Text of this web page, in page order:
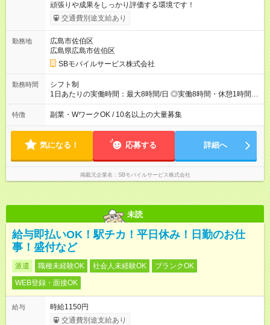
頑張りや成果をしっかり評価する環境です！
交通費別途支給あり
勤務地
広島市佐伯区
広島県広島市佐伯区
SBモバイルサービス株式会社
勤務時間
シフト制
1日あたりの実働時間：最大8時間/日 ◎実働8時間・休憩1時間 ◎
残業は月平均5時間程度です
特徴 副業・WワークOK / 10名以上の大量募集
気になる！ 応募する 詳細へ
掲載元企業名 SBモバイルサービス株式会社
未読
給与即払いOK！駅チカ！平日休み！日勤のお仕
事！盛付など
派遣 職種未経験OK 社会人未経験OK
ブランクOK
WEB登録・面接OK
給与
時給1150円
交通費別途支給あり